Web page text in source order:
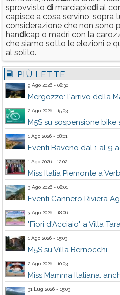
sprovvisto di marciapiedi al
capisce a cosa servino, sopra
considerazione che non sono
handicap o madri con la
che siamo sotto le elezioni e
al solito.
PIÙ LETTE
9 Ago 2026 - 08:30
Mergozzo: l'arrivo della
2 Ago 2026 - 15:03
M5S su sospensione bike
1 Ago 2026 - 08:01
Eventi Baveno dal 1 al 9
1 Ago 2026 - 12:02
Miss Italia Piemonte a
3 Ago 2026 - 08:01
Eventi Cannero Riviera
3 Ago 2026 - 18:06
"Fiori d'Acciaio" a Villa
1 Ago 2026 - 15:03
M5S su Villa Bernocchi
2 Ago 2026 - 10:03
Miss Mamma Italiana:
31 Lug 2026 - 15:03